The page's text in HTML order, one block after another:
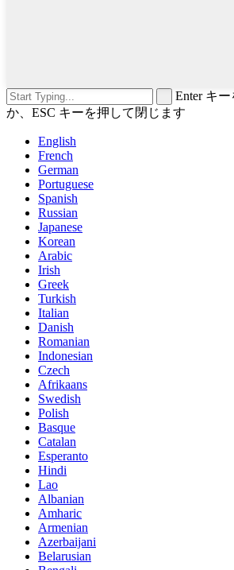
Enter キ
か、ESC キーを押して閉じます
English
French
German
Portuguese
Spanish
Russian
Japanese
Korean
Arabic
Irish
Greek
Turkish
Italian
Danish
Romanian
Indonesian
Czech
Afrikaans
Swedish
Polish
Basque
Catalan
Esperanto
Hindi
Lao
Albanian
Amharic
Armenian
Azerbaijani
Belarusian